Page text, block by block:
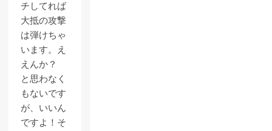
チしてれば
大抵の攻撃
は弾けちゃ
います。え
えんか？
と思わなく
もないです
が、いいん
ですよ！そ